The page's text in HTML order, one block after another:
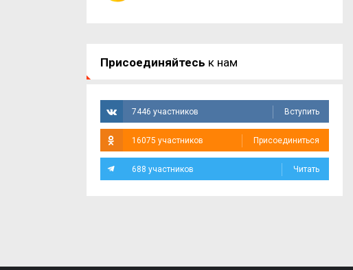
Присоединяйтесь к нам
7446 участников Вступить
16075 участников Присоединиться
688 участников Читать